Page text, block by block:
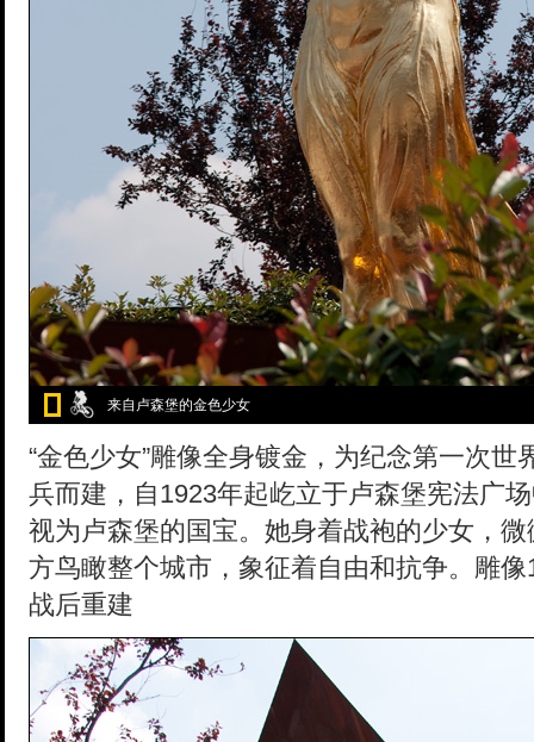
来自卢森堡的金色少女
“金色少女”雕像全身镀金，为纪念第一次
兵而建，自1923年起屹立于卢森堡宪法广
视为卢森堡的国宝。她身着战袍的少女，
方鸟瞰整个城市，象征着自由和抗争。雕
战后重建